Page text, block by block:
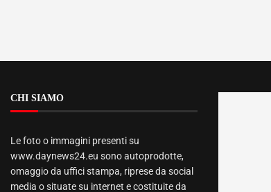
CHI SIAMO
Le foto o immagini presenti su
www.daynews24.eu sono autoprodotte,
omaggio da uffici stampa, riprese da social
media o situate su internet e costituite da